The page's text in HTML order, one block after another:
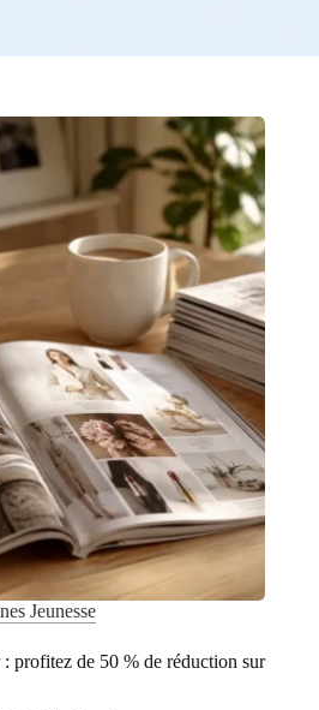
Jeunesse
profitez de 50 % de réduction sur